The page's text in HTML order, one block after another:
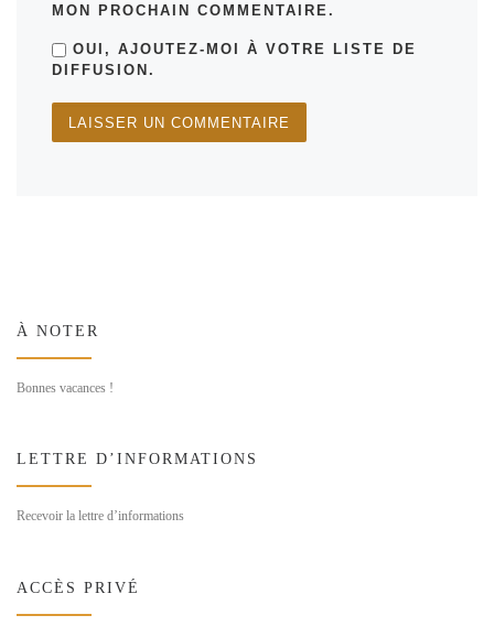
MON PROCHAIN COMMENTAIRE.
OUI, AJOUTEZ-MOI À VOTRE LISTE DE
DIFFUSION.
À NOTER
Bonnes vacances !
LETTRE D’INFORMATIONS
Recevoir la lettre d’informations
ACCÈS PRIVÉ